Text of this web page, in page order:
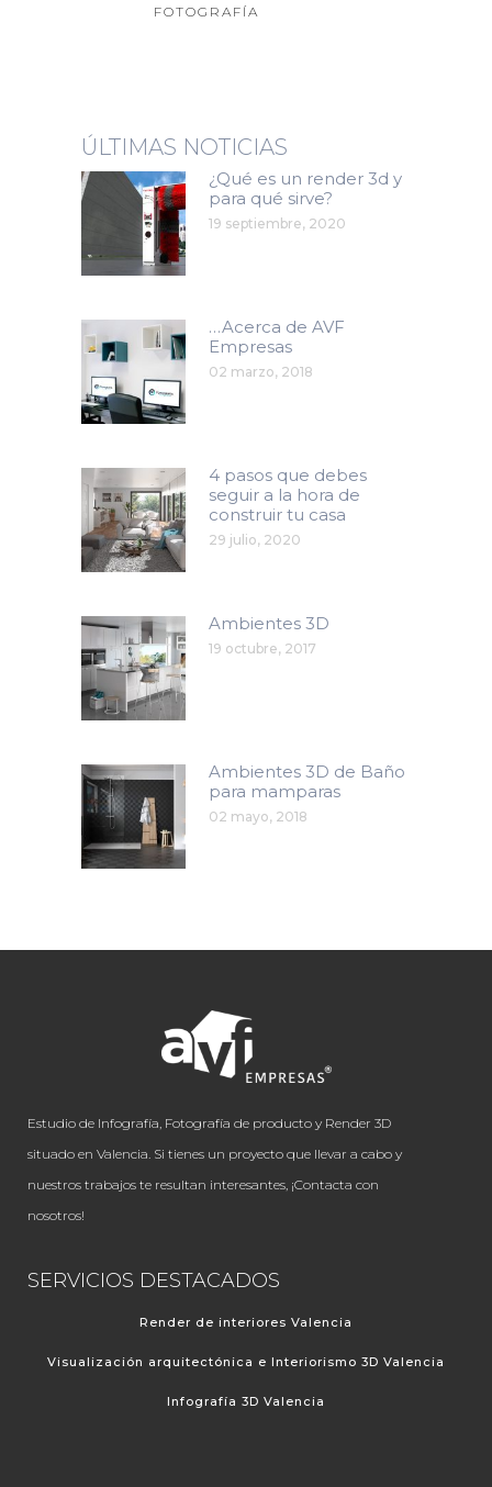
FOTOGRAFÍA
ÚLTIMAS NOTICIAS
¿Qué es un render 3d y
para qué sirve?
19 septiembre, 2020
…Acerca de AVF
Empresas
02 marzo, 2018
4 pasos que debes
seguir a la hora de
construir tu casa
29 julio, 2020
Ambientes 3D
19 octubre, 2017
Ambientes 3D de Baño
para mamparas
02 mayo, 2018
Estudio de Infografía, Fotografía de producto y Render 3D
situado en Valencia. Si tienes un proyecto que llevar a cabo y
nuestros trabajos te resultan interesantes, ¡Contacta con
nosotros!
SERVICIOS DESTACADOS
Render de interiores Valencia
Visualización arquitectónica e Interiorismo 3D Valencia
Infografía 3D Valencia